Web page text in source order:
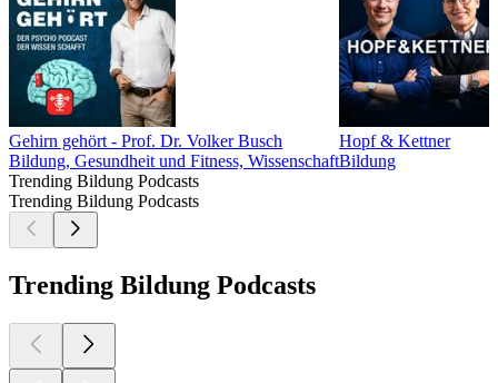
Gehirn gehört - Prof. Dr. Volker Busch
Bildung, Gesundheit und Fitness, Wissenschaft
Hopf & Kettner
Bildung
Trending Bildung Podcasts
Trending Bildung Podcasts
Trending Bildung Podcasts